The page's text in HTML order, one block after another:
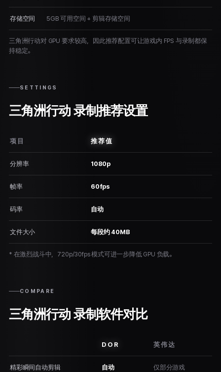
存储空间 5GB 可用空间 + 剪辑存储空间
三角洲行动对 GPU 要求较高，因此推荐配置可让游戏内 FPS 与录制都保
持稳定。
SETTINGS
三角洲行动 录制推荐设置
项目 推荐值
分辨率 1080p
帧率 60fps
码率 自动
文件大小 每段约 40MB
* 在激烈战斗中，720p/30fps 模式可进一步降低 GPU 负载。
COMPARE
三角洲行动 录制软件对比
DOR 英伟达
精彩瞬间自动剪辑 自动 仅部分游戏